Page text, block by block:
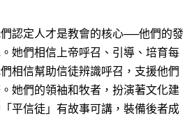
認定人才是教會的核心──他們的發
她們相信上帝呼召、引導、培育每
相信幫助信徒辨識呼召，支援他們
她們的領袖和牧者，扮演著文化建
平信徒」有故事可講，裝備後者成